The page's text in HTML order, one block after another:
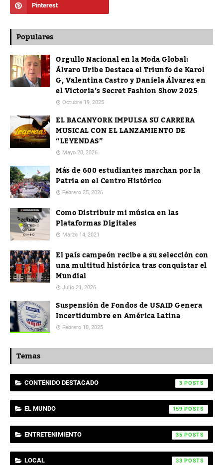
Populares
Orgullo Nacional en la Moda Global:
Álvaro Uribe Destaca el Triunfo de Karol
G, Valentina Castro y Daniela Álvarez en
el Victoria’s Secret Fashion Show 2025
Octubre 19, 2025
EL BACANYORK IMPULSA SU CARRERA
MUSICAL CON EL LANZAMIENTO DE
“LEYENDAS”
Mayo 20, 2026
Más de 600 estudiantes marchan por la
Patria en el Centro Histórico
Febrero 25, 2026
Como Distribuir mi música en las
Plataformas Digitales
Marzo 14, 2021
El país campeón recibe a su selección con
una multitud histórica tras conquistar el
Mundial
Julio 21, 2026
Suspensión de Fondos de USAID Genera
Incertidumbre en América Latina
Febrero 10, 2025
Temas
CONTENIDO DESTACADO 3
EL MUNDO 159
ENTRETENIMIENTO 35
LOCAL 33